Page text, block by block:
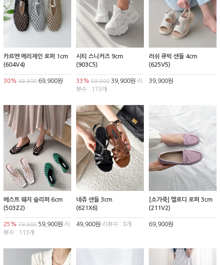
카르멘 메리제인 로퍼 1cm
(604V4)
30% 99,900 69,900원
시티 스니커즈 9cm
(903C5)
33% 59,90039,900원 리
뷰수 : 173개
러쉬 큐빅 샌들 4cm
(625V5)
39,900원
베스트 웨지 슬리퍼 6cm
(503Z2)
25% 79,900 59,900원 리
뷰수 : 113개
네쥬 샌들 3cm
(621X6)
49,900원 리뷰수 : 8개
[소가죽] 멜로디 로퍼 3cm
(211V2)
69,900원